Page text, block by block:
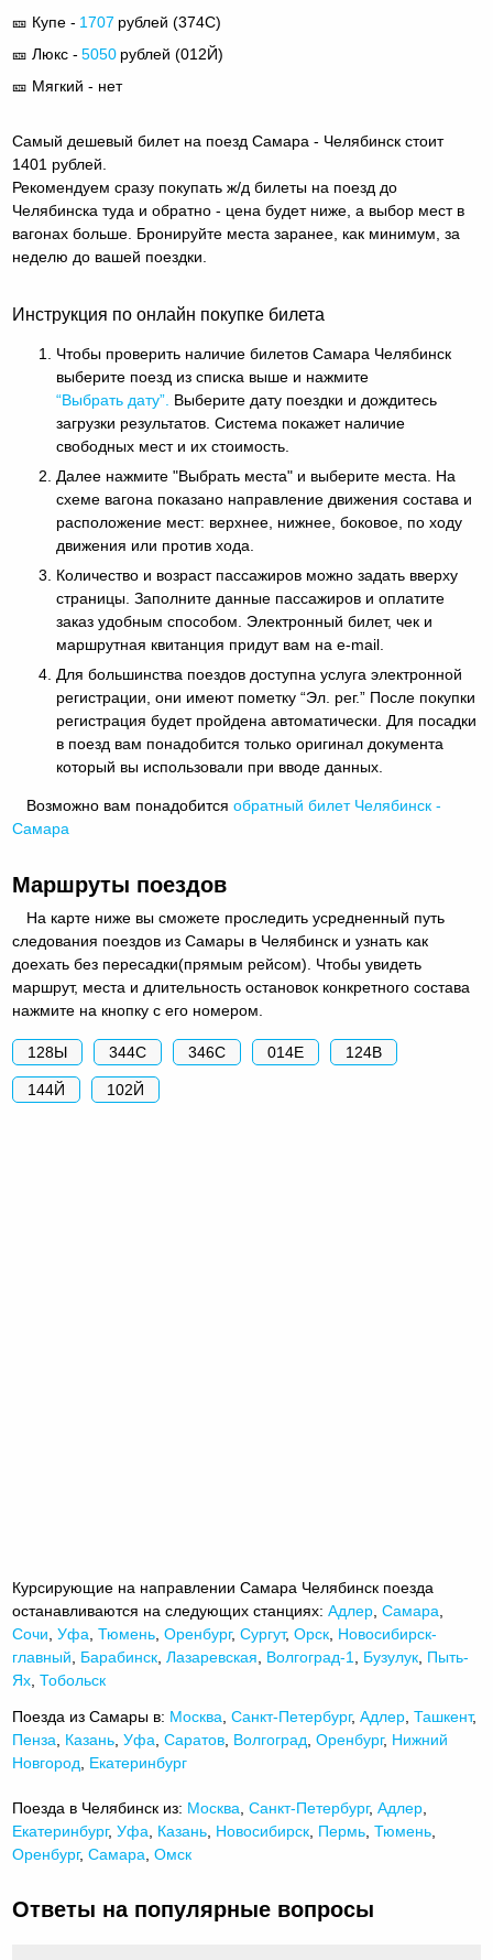
🎫 Купе - 1707 рублей (374С)
🎫 Люкс - 5050 рублей (012Й)
🎫 Мягкий - нет
Самый дешевый билет на поезд Самара - Челябинск стоит
1401 рублей.
Рекомендуем сразу покупать ж/д билеты на поезд до
Челябинска туда и обратно - цена будет ниже, а выбор мест в
вагонах больше. Бронируйте места заранее, как минимум, за
неделю до вашей поездки.
Инструкция по онлайн покупке билета
Чтобы проверить наличие билетов Самара Челябинск
выберите поезд из списка выше и нажмите
“Выбрать дату”. Выберите дату поездки и дождитесь
загрузки результатов. Система покажет наличие
свободных мест и их стоимость.
Далее нажмите "Выбрать места" и выберите места. На
схеме вагона показано направление движения состава и
расположение мест: верхнее, нижнее, боковое, по ходу
движения или против хода.
Количество и возраст пассажиров можно задать вверху
страницы. Заполните данные пассажиров и оплатите
заказ удобным способом. Электронный билет, чек и
маршрутная квитанция придут вам на e-mail.
Для большинства поездов доступна услуга электронной
регистрации, они имеют пометку “Эл. рег.” После покупки
регистрация будет пройдена автоматически. Для посадки
в поезд вам понадобится только оригинал документа
который вы использовали при вводе данных.
Возможно вам понадобитсяобратный билет Челябинск -
Самара
Маршруты поездов
На карте ниже вы сможете проследить усредненный путь
следования поездов из Самары в Челябинск и узнать как
доехать без пересадки(прямым рейсом). Чтобы увидеть
маршрут, места и длительность остановок конкретного состава
нажмите на кнопку с его номером.
128Ы 344С 346С 014Е 124В
144Й 102Й
Курсирующие на направлении Самара Челябинск поезда
останавливаются на следующих станциях:Адлер ,Самара
Сочи ,Уфа ,Тюмень ,Оренбург,Сургут,Орск Новосибирск-
главный
Барабинск ,Лазаревская Волгоград-1 Бузулук Пыть-
Ях ,Тобольск
Поезда из Самары в: Москва ,Санкт-Петербург,Адлер ,Ташкент,
Пенза
Казань ,Уфа ,Саратов Волгоград ,Оренбург, Нижний
Новгород
Екатеринбург
Поезда в Челябинск из: Москва ,Санкт-Петербург,Адлер
Екатеринбург,Уфа Казань Новосибирск Пермь ,Тюмень
Оренбург,Самара ,Омск
Ответы на популярные вопросы